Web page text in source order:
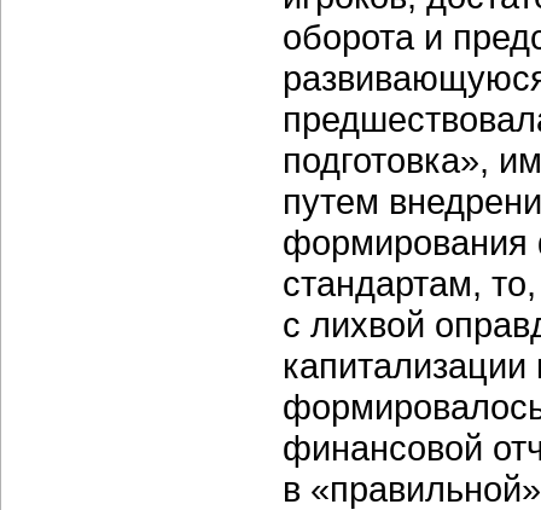
оборота и
подготовка»,
путем
формирования
стандартам,
с лихвой
финансовой
в